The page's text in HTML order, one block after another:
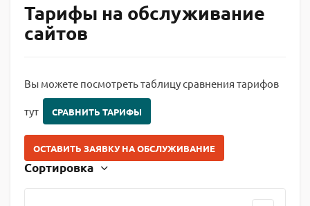
Тарифы на обслуживание
сайтов
Вы можете посмотреть таблицу сравнения тарифов
тут СРАВНИТЬ ТАРИФЫ
ОСТАВИТЬ ЗАЯВКУ НА ОБСЛУЖИВАНИЕ
Сортировка